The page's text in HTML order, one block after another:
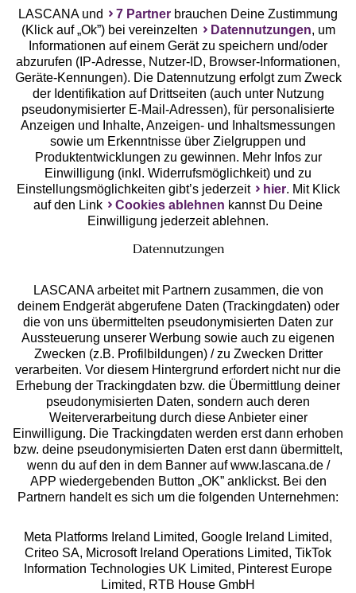
Geprüfte Sicherheit
Unsere Apps
Services
Beratung
Über uns
Rechtliches
Alle Preise inkl. MwSt., zzgl.
Versandkosten
** Bonität vorausgesetzt, berechtigt zur Bonitätsprüfung
LASCANA und 7 Partner brauchen Deine Zustimmung
(Klick auf „Ok”) bei vereinzelten
Datennutzungen, um
Informationen auf einem Gerät zu speichern und/oder
abzurufen (IP-Adresse, Nutzer-ID, Browser-Informationen,
Geräte-Kennungen). Die Datennutzung erfolgt zum Zweck
der Identifikation auf Drittseiten (auch unter Nutzung
pseudonymisierter E-Mail-Adressen), für personalisierte
Anzeigen und Inhalte, Anzeigen- und Inhaltsmessungen
sowie um Erkenntnisse über Zielgruppen und
Produktentwicklungen zu gewinnen. Mehr Infos zur
Einwilligung (inkl. Widerrufsmöglichkeit) und zu
Einstellungsmöglichkeiten gibt’s jederzeit
hier. Mit Klick
auf den Link
Cookies ablehnen kannst Du Deine
Einwilligung jederzeit ablehnen.
Datennutzungen
LASCANA arbeitet mit Partnern zusammen, die von
deinem Endgerät abgerufene Daten (Trackingdaten) oder
die von uns übermittelten pseudonymisierten Daten zur
Aussteuerung unserer Werbung sowie auch zu eigenen
Zwecken (z.B. Profilbildungen) / zu Zwecken Dritter
verarbeiten. Vor diesem Hintergrund erfordert nicht nur die
Erhebung der Trackingdaten bzw. die Übermittlung deiner
pseudonymisierten Daten, sondern auch deren
Weiterverarbeitung durch diese Anbieter einer
Einwilligung. Die Trackingdaten werden erst dann erhoben
bzw. deine pseudonymisierten Daten erst dann übermittelt,
wenn du auf den in dem Banner auf www.lascana.de /
APP wiedergebenden Button „OK” anklickst. Bei den
Partnern handelt es sich um die folgenden Unternehmen:
Meta Platforms Ireland Limited, Google Ireland Limited,
Criteo SA, Microsoft Ireland Operations Limited, TikTok
Information Technologies UK Limited, Pinterest Europe
Limited, RTB House GmbH